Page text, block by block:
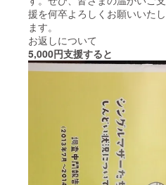
援を何卒よろしくお願いいたし
ます。
お返しについて
5,000円支援すると